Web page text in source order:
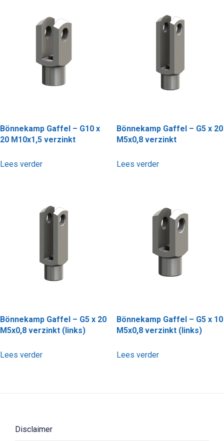
Bönnekamp Gaffel – G10 x
20 M10x1,5 verzinkt
Lees verder
Bönnekamp Gaffel – G5 x 20
M5x0,8 verzinkt
Lees verder
Bönnekamp Gaffel – G5 x 20
M5x0,8 verzinkt (links)
Lees verder
Bönnekamp Gaffel – G5 x 10
M5x0,8 verzinkt (links)
Lees verder
Disclaimer